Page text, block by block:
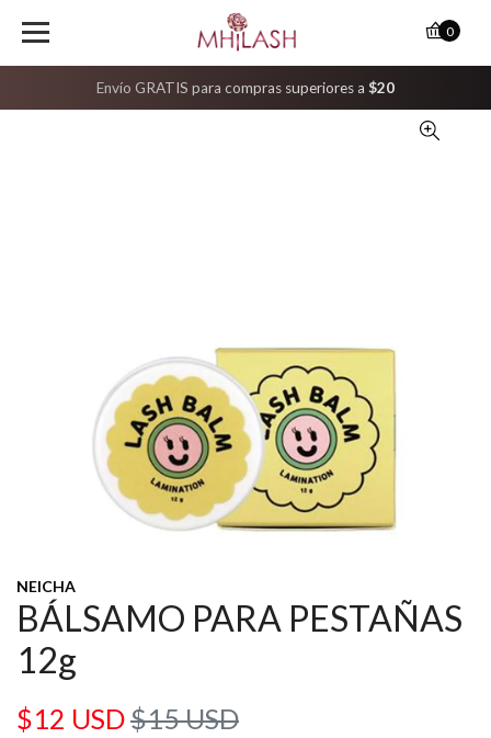
Envío GRATIS para compras superiores a $20
0
NEICHA
BÁLSAMO PARA PESTAÑAS
12g
$12 USD$15 USD